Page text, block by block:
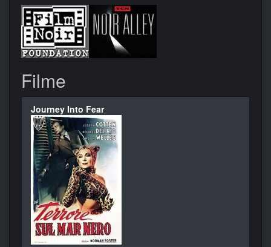
Filme
Journey Into Fear